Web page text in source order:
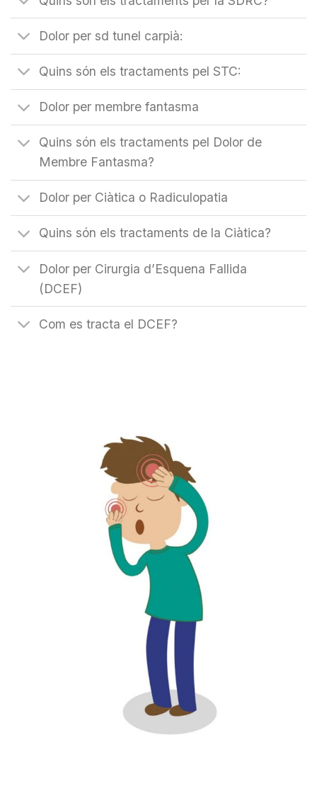
Dolor per sd tunel carpià:
Quins són els tractaments pel STC:
Dolor per membre fantasma
Quins són els tractaments pel Dolor de
Membre Fantasma?
Dolor per Ciàtica o Radiculopatia
Quins són els tractaments de la Ciàtica?
Dolor per Cirurgia d’Esquena Fallida
(DCEF)
Com es tracta el DCEF?